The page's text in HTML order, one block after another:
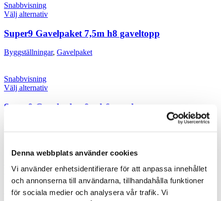
Denna webbplats använder cookies
Vi använder enhetsidentifierare för att anpassa innehållet
och annonserna till användarna, tillhandahålla funktioner
för sociala medier och analysera vår trafik. Vi
Snabbvisning
Välj alternativ
Super9 Gavelpaket 7,5m h8 gaveltopp
Byggställningar, Gavelpaket
Snabbvisning
Välj alternativ
Super9 Gavelpaket 9m h6 gaveltopp
Välj alternativ
Super9 Gavelpaket 9m h8 gaveltopp